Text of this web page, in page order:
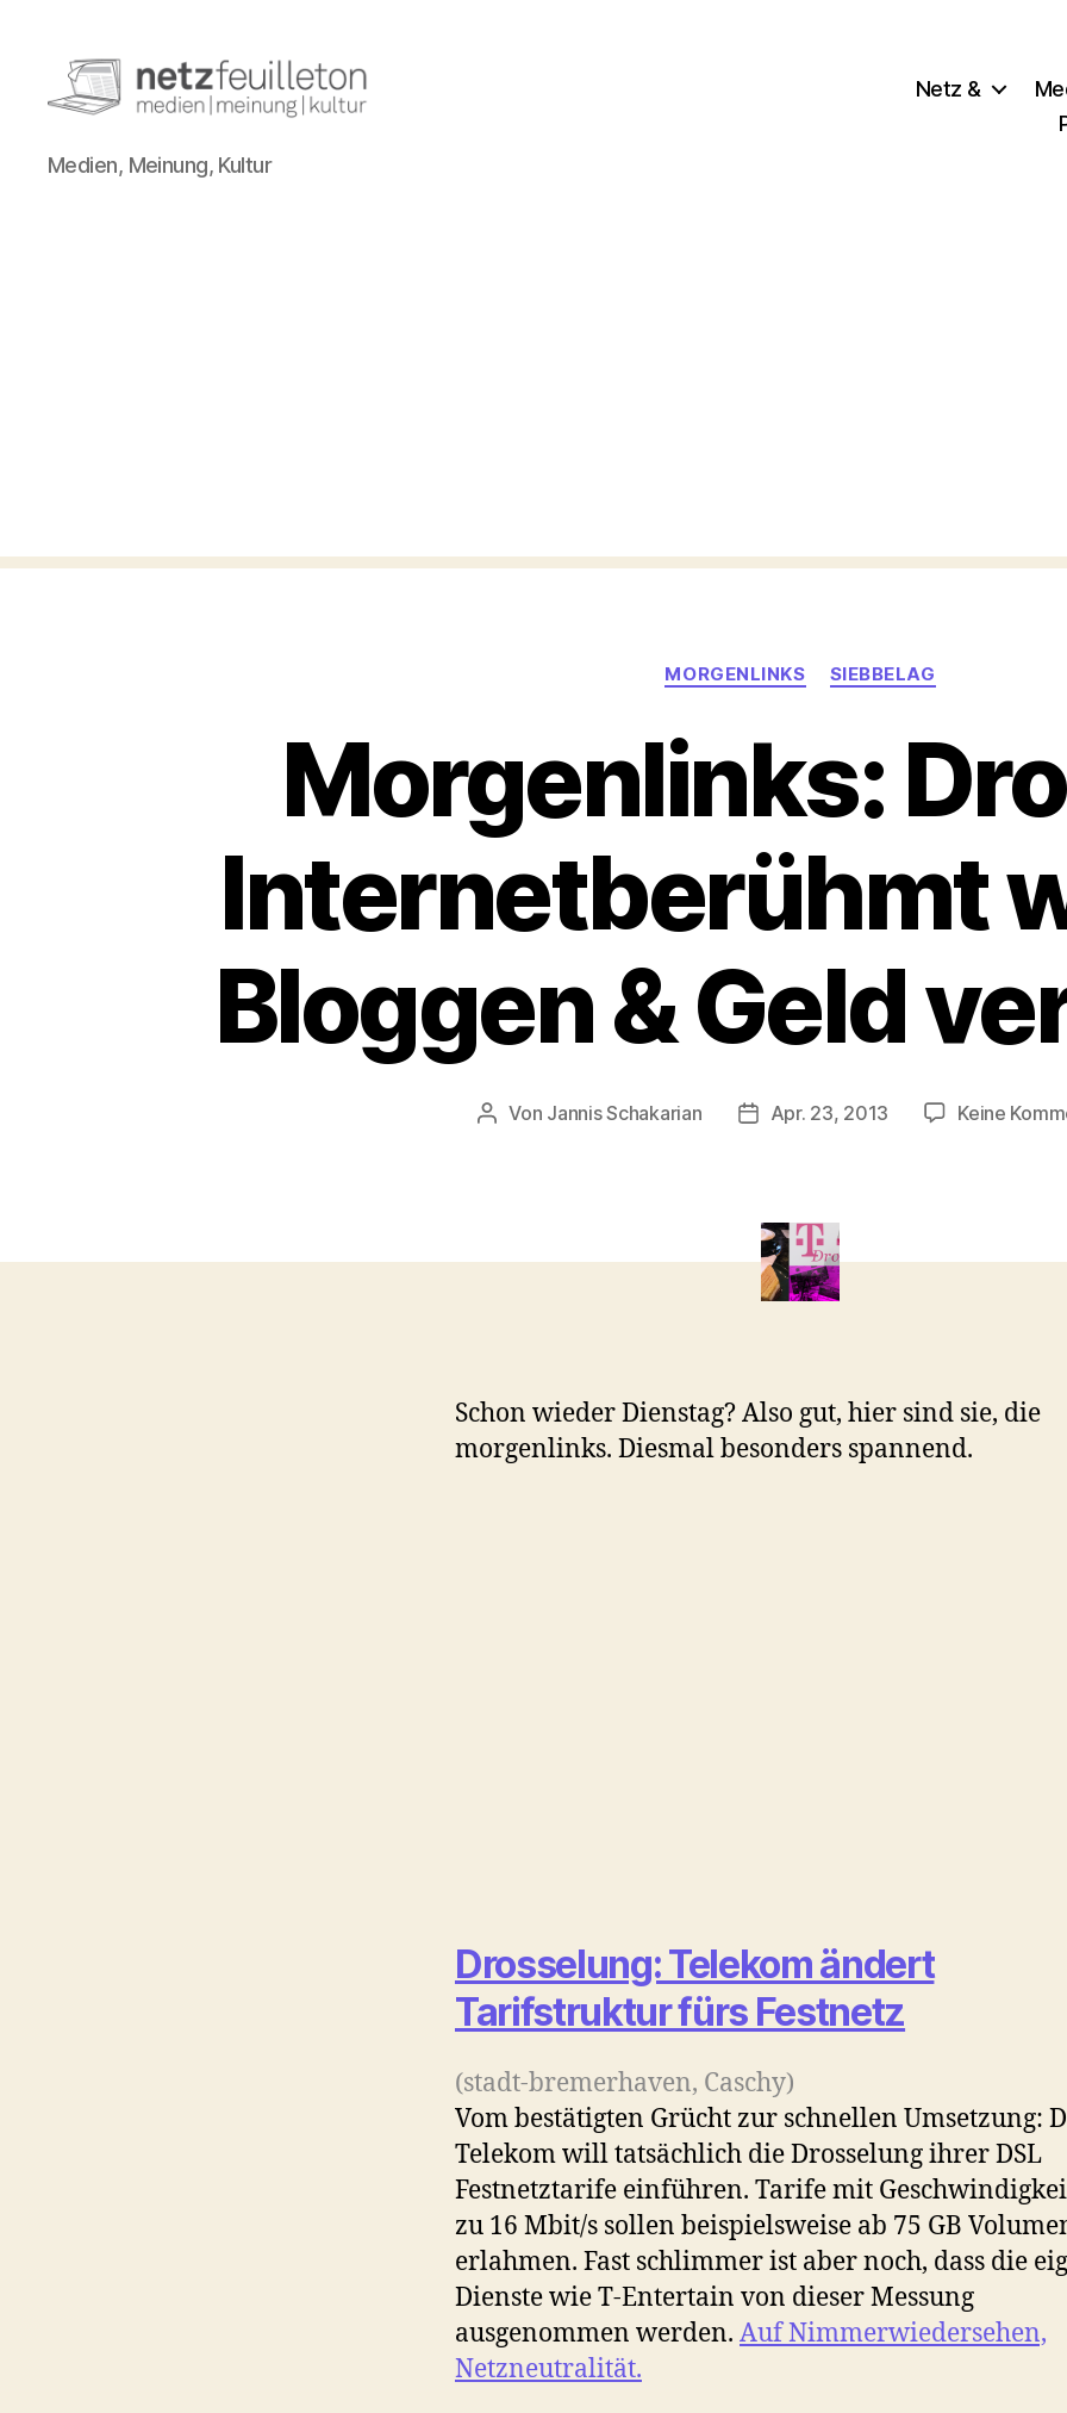
netzfeuilleton.de
Medien, Meinung, Kultur
Netz &
Kategorien
MORGENLINKS SIEBBELAG
Morgenlinks:
Internetberühmt
Bloggen & Geld
Beitragsautor
Von Jannis Schakarian Veröffentlichungsdatum
Apr. 23, 2013 Keine
Schon wieder Dienstag? Also gut, hier sind sie, die
morgenlinks. Diesmal besonders spannend.
Drosselung: Telekom ändert
Tarifstruktur fürs Festnetz
(stadt-bremerhaven, Caschy)
Vom bestätigten Grücht zur schnellen Umsetzung:
Telekom will tatsächlich die Drosselung ihrer DSL
Festnetztarife einführen. Tarife mit
zu 16 Mbit/s sollen beispielsweise ab 75 GB
erlahmen. Fast schlimmer ist aber noch, dass die
Dienste wie T-Entertain von dieser Messung
ausgenommen werden. Auf Nimmerwiedersehen,
Netzneutralität.